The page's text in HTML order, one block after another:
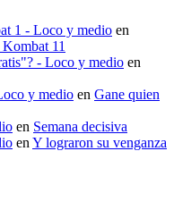
1 - Loco y medio en
11
- Loco y medio en
y medio en Gane quien
en Semana decisiva
en Y lograron su venganza